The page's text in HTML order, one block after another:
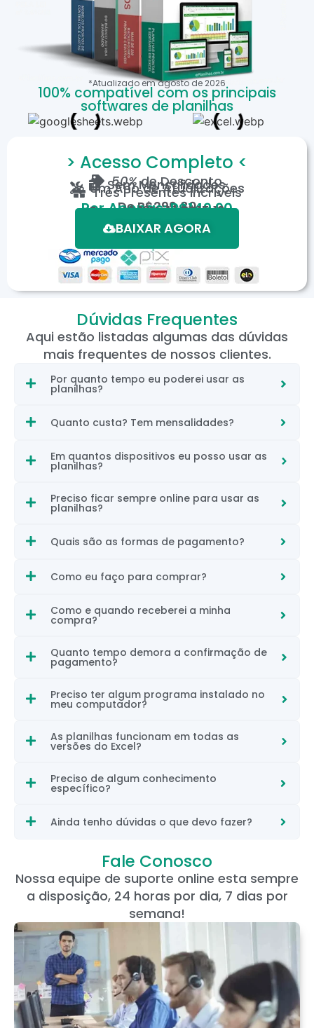
*Atualizado emagostode 2026
100% compatível com os principais
softwares de planilhas
> Acesso Completo <
50%de Desconto
Sem Mensalidades
Um Ano de Atualizações
Três Presentes Incríveis
DeR$299,80
Por Apenas: R$149,90
Em até 12X de R$15,19
*Oferta válida por tempo limitado.
BAIXAR AGORA
Dúvidas Frequentes
Aqui estão listadas algumas das dúvidas
mais frequentes de nossos clientes.
Por quanto tempo eu poderei usar as
planilhas?
Quanto custa? Tem mensalidades?
Em quantos dispositivos eu posso usar as
planilhas?
Preciso ficar sempre online para usar as
planilhas?
Quais são as formas de pagamento?
Como eu faço para comprar?
Como e quando receberei a minha
compra?
Quanto tempo demora a confirmação de
pagamento?
Preciso ter algum programa instalado no
meu computador?
As planilhas funcionam em todas as
versões do Excel?
Preciso de algum conhecimento
específico?
Ainda tenho dúvidas o que devo fazer?
Fale Conosco
Nossa equipe de suporte online esta sempre
a disposição, 24 horas por dia, 7 dias por
semana!